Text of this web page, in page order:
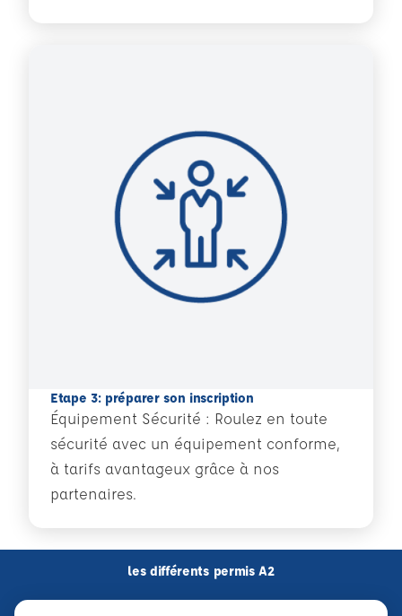
Etape 3: préparer son inscription
Équipement Sécurité : Roulez en toute
sécurité avec un équipement conforme,
à tarifs avantageux grâce à nos
partenaires.
les différents permis A2